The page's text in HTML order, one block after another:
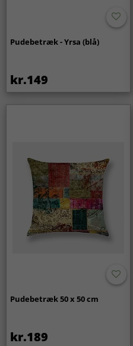
Pudebetræk - Yrsa (blå)
kr.149
Pudebetræk 50 x 50 cm
kr.189